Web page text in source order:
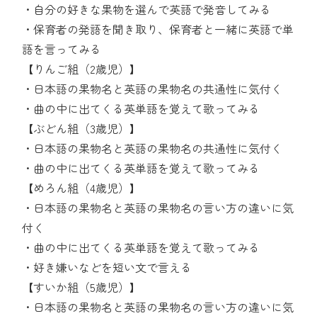
・自分の好きな果物を選んで英語で発音してみる
・保育者の発語を聞き取り、保育者と一緒に英語で単
語を言ってみる
【りんご組（2歳児）】
・日本語の果物名と英語の果物名の共通性に気付く
・曲の中に出てくる英単語を覚えて歌ってみる
【ぶどん組（3歳児）】
・日本語の果物名と英語の果物名の共通性に気付く
・曲の中に出てくる英単語を覚えて歌ってみる
【めろん組（4歳児）】
・日本語の果物名と英語の果物名の言い方の違いに気
付く
・曲の中に出てくる英単語を覚えて歌ってみる
・好き嫌いなどを短い文で言える
【すいか組（5歳児）】
・日本語の果物名と英語の果物名の言い方の違いに気